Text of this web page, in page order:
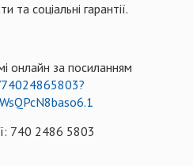
та соціальні гарантії.
онлайн за посиланням
740 2486 5803